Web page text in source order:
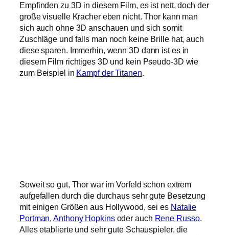
Empfinden zu 3D in diesem Film, es ist nett, doch der
große visuelle Kracher eben nicht. Thor kann man
sich auch ohne 3D anschauen und sich somit
Zuschläge und falls man noch keine Brille hat, auch
diese sparen. Immerhin, wenn 3D dann ist es in
diesem Film richtiges 3D und kein Pseudo-3D wie
zum Beispiel in Kampf der Titanen.
Soweit so gut, Thor war im Vorfeld schon extrem
aufgefallen durch die durchaus sehr gute Besetzung
mit einigen Größen aus Hollywood, sei es Natalie
Portman Anthony Hopkinsoder auch Rene Russo.
Alles etablierte und sehr gute Schauspieler, die